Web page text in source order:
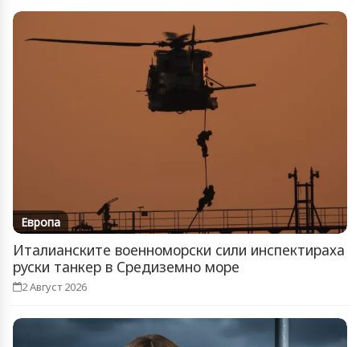
Европа
Италианските военноморски сили инспектираха
руски танкер в Средиземно море
2 Август 2026